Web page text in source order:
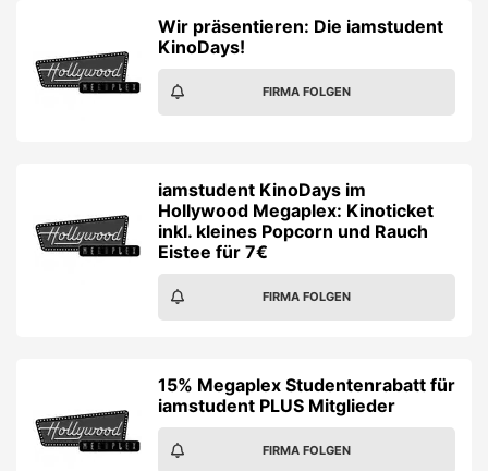
Wir präsentieren: Die iamstudent
KinoDays!
FIRMA FOLGEN
iamstudent KinoDays im
Hollywood Megaplex: Kinoticket
inkl. kleines Popcorn und Rauch
Eistee für 7€
FIRMA FOLGEN
15% Megaplex Studentenrabatt für
iamstudent PLUS Mitglieder
FIRMA FOLGEN